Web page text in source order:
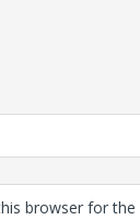
browser for